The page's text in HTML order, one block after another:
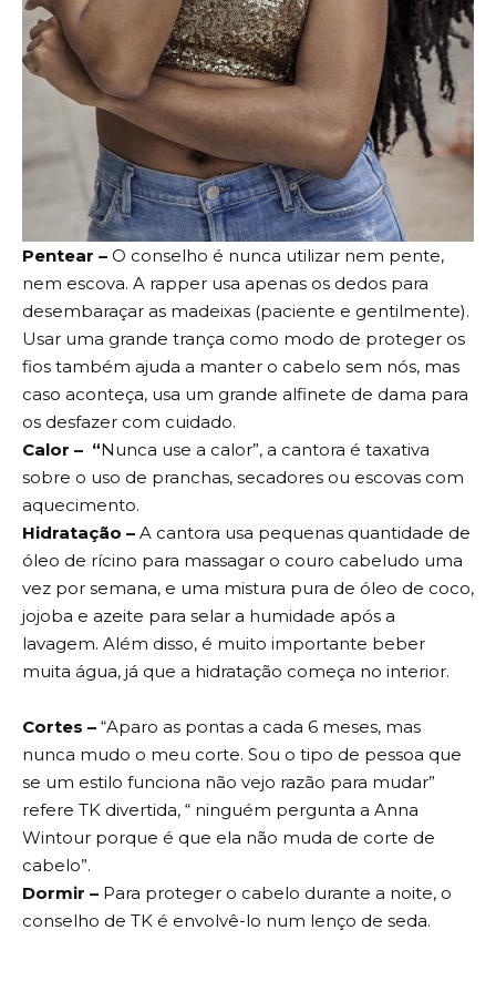
Pentear – O conselho é nunca utilizar nem pente,
nem escova. A rapper usa apenas os dedos para
desembaraçar as madeixas (paciente e gentilmente).
Usar uma grande trança como modo de proteger os
fios também ajuda a manter o cabelo sem nós, mas
caso aconteça, usa um grande alfinete de dama para
os desfazer com cuidado.
Calor – “Nunca use a calor”, a cantora é taxativa
sobre o uso de pranchas, secadores ou escovas com
aquecimento.
Hidratação – A cantora usa pequenas quantidade de
óleo de rícino para massagar o couro cabeludo uma
vez por semana, e uma mistura pura de óleo de coco,
jojoba e azeite para selar a humidade após a
lavagem. Além disso, é muito importante beber
muita água, já que a hidratação começa no interior.
Cortes – “Aparo as pontas a cada 6 meses, mas
nunca mudo o meu corte. Sou o tipo de pessoa que
se um estilo funciona não vejo razão para mudar”
refere TK divertida, “ ninguém pergunta a Anna
Wintour porque é que ela não muda de corte de
cabelo”.
Dormir – Para proteger o cabelo durante a noite, o
conselho de TK é envolvê-lo num lenço de seda.